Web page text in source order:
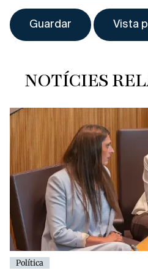
NOTÍCIES
Política